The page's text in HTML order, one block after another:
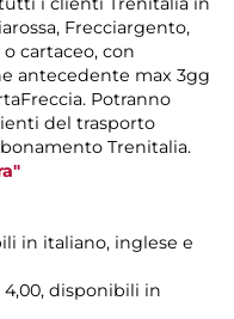
Frecciargento,
cartaceo, con
antecedente max 3gg
Potranno
del trasporto
Trenitalia.
in italiano, inglese e
disponibili in